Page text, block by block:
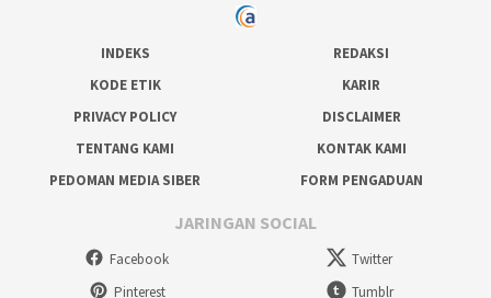
INDEKS
REDAKSI
KODE ETIK
KARIR
PRIVACY POLICY
DISCLAIMER
TENTANG KAMI
KONTAK KAMI
PEDOMAN MEDIA SIBER
FORM PENGADUAN
JARINGAN SOCIAL
Facebook
Twitter
Pinterest
Tumblr